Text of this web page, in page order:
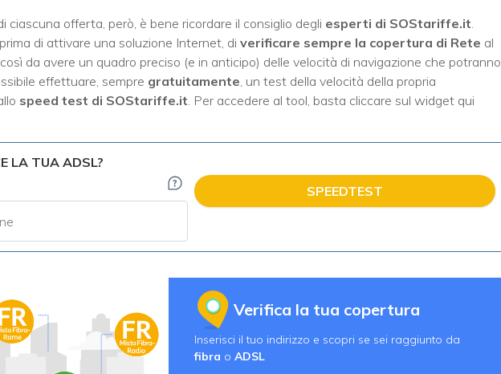
ciascuna offerta, però, è bene ricordare il consiglio degli esperti di SOStariffe.it
di attivare una soluzione Internet, di verificare sempre la copertura di Rete al
da avere un quadro preciso (e in anticipo) delle velocità di navigazione che potranno
effettuare, sempre gratuitamente , un test della velocità della propria
speed test di SOStariffe.it . Per accedere al tool, basta cliccare sul widget qui
LA TUA ADSL?
SPEEDTEST
Verifica la tua copertura
Inserisci il tuo indirizzo e scopri se sei raggiunto da
fibra o ADSL